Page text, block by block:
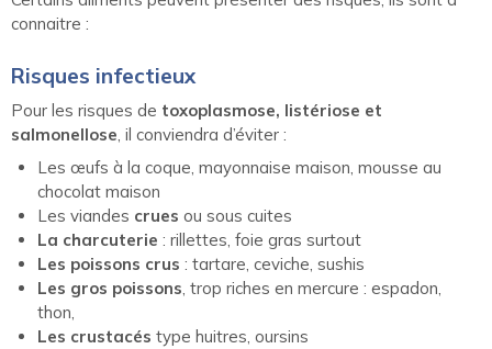
connaitre :
Risques infectieux
Pour les risques de toxoplasmose, listériose et
salmonellose, il conviendra d’éviter :
Les œufs à la coque, mayonnaise maison, mousse au
chocolat maison
Les viandes crues ou sous cuites
La charcuterie : rillettes, foie gras surtout
Les poissons crus : tartare, ceviche, sushis
Les gros poissons, trop riches en mercure : espadon,
thon,
Les crustacés type huitres, oursins